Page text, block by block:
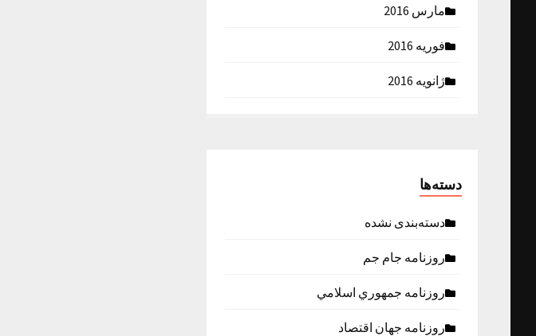
مارس 2016
فوریه 2016
ژانویه 2016
دسته‌ها
دسته‌بندی نشده
روزنامه جام جم
روزنامه جمهوري اسلامي
روزنامه جهان اقتصاد